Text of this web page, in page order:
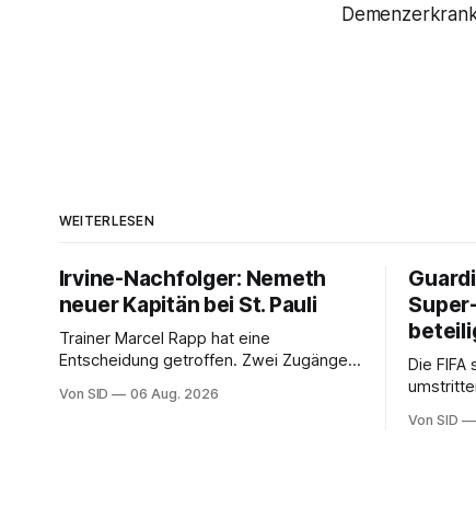
WEITERLESEN
Irvine-Nachfolger: Nemeth
neuer Kapitän bei St. Pauli
Trainer Marcel Rapp hat eine
Entscheidung getroffen. Zwei Zugänge
Von SID 06 Aug. 2026
Die
Von SID